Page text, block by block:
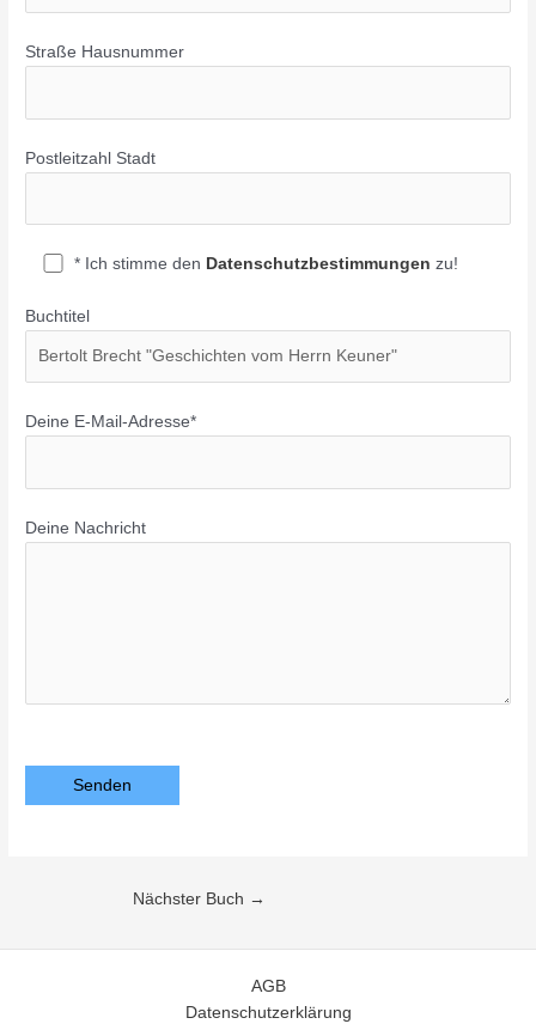
Straße Hausnummer
Postleitzahl Stadt
* Ich stimme den Datenschutzbestimmungen zu!
Buchtitel
Deine E-Mail-Adresse*
Deine Nachricht
Bitte lasse dieses Feld leer.
Nächster Buch →
AGB
Datenschutzerklärung